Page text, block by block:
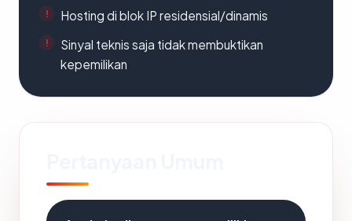
Hosting di blok IP residensial/dinamis
Sinyal teknis saja tidak membuktikan
kepemilikan